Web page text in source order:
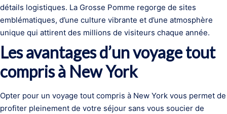
détails logistiques. La Grosse Pomme regorge de sites
emblématiques, d’une culture vibrante et d’une atmosphère
unique qui attirent des millions de visiteurs chaque année.
Les avantages d’un voyage tout
compris à New York
Opter pour un voyage tout compris à New York vous permet de
profiter pleinement de votre séjour sans vous soucier de